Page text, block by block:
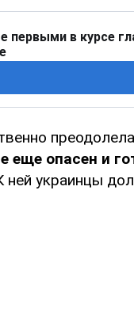
первыми в курсе
еще опасен и
ней украинцы